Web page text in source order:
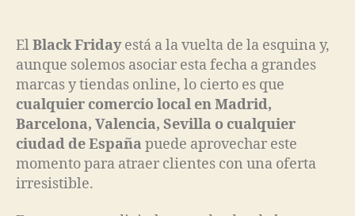
ElBlack Fridayestá a la vuelta de la esquina y,
aunque solemos asociar esta fecha a grandes
marcas y tiendas online, lo cierto es que
cualquier comercio local en Madrid,
Barcelona, Valencia, Sevilla o cualquier
ciudad de Españapuede aprovechar este
momento para atraer clientes con una oferta
irresistible.